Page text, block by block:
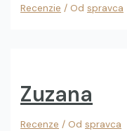
Recenzie / Od spravca
Zuzana
Recenze / Od spravca